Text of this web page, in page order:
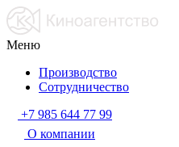
Меню
Производство
Сотрудничество
+7 985 644 77 99
О компании